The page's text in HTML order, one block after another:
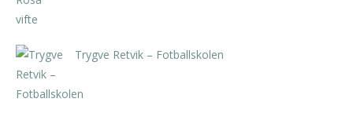
Trygve Retvik – Fotballskolen